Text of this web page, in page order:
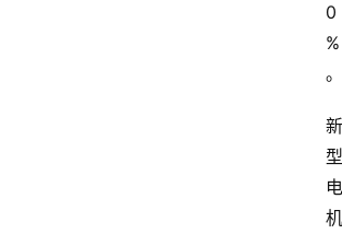
0
%
。
新
型
电
机